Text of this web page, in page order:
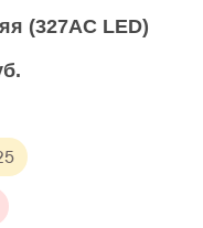
(327АС LЕD)